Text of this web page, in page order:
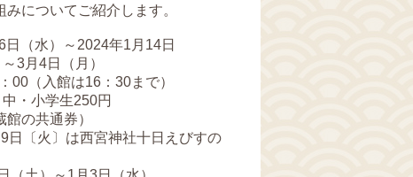
についてご紹介します。
（水）～2024年1月14日
3月4日（月）
00（入館は16：30まで）
・小学生250円
共通券）
〔火〕は西宮神社十日えびすの